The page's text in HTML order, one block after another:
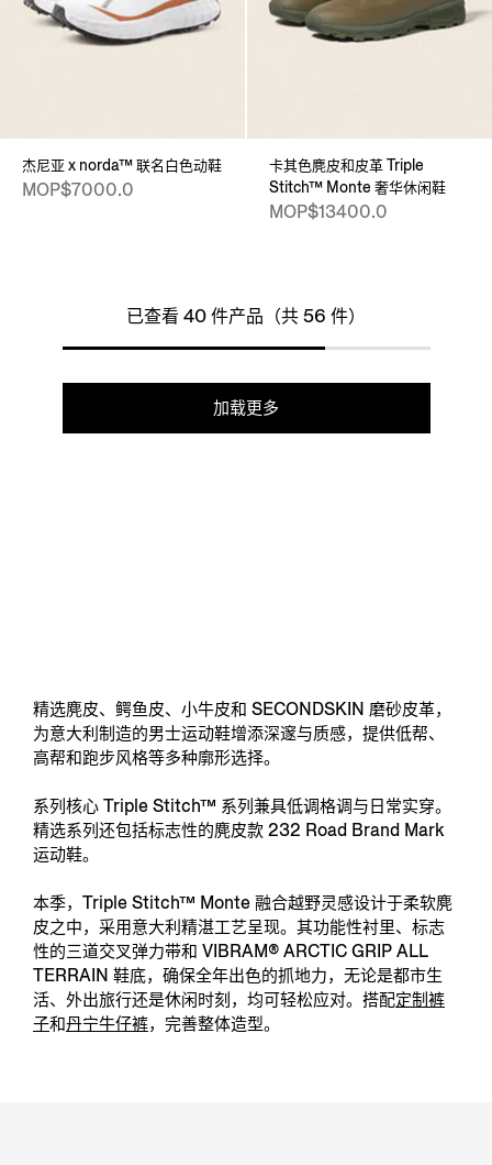
杰尼亚 x norda™ 联名白色动鞋
MOP$7000.0
卡其色麂皮和皮革 Triple
Stitch™ Monte 奢华休闲鞋
MOP$13400.0
已查看 40 件产品（共 56 件）
加载更多
精选麂皮、鳄鱼皮、小牛皮和 SECONDSKIN 磨砂皮革，
为意大利制造的男士运动鞋增添深邃与质感，提供低帮、
高帮和跑步风格等多种廓形选择。
系列核心 Triple Stitch™ 系列兼具低调格调与日常实穿。
精选系列还包括标志性的麂皮款 232 Road Brand Mark
运动鞋。
本季，Triple Stitch™ Monte 融合越野灵感设计于柔软麂
皮之中，采用意大利精湛工艺呈现。其功能性衬里、标志
性的三道交叉弹力带和 VIBRAM® ARCTIC GRIP ALL
TERRAIN 鞋底，确保全年出色的抓地力，无论是都市生
活、外出旅行还是休闲时刻，均可轻松应对。搭配定制裤
子和丹宁牛仔裤，完善整体造型。